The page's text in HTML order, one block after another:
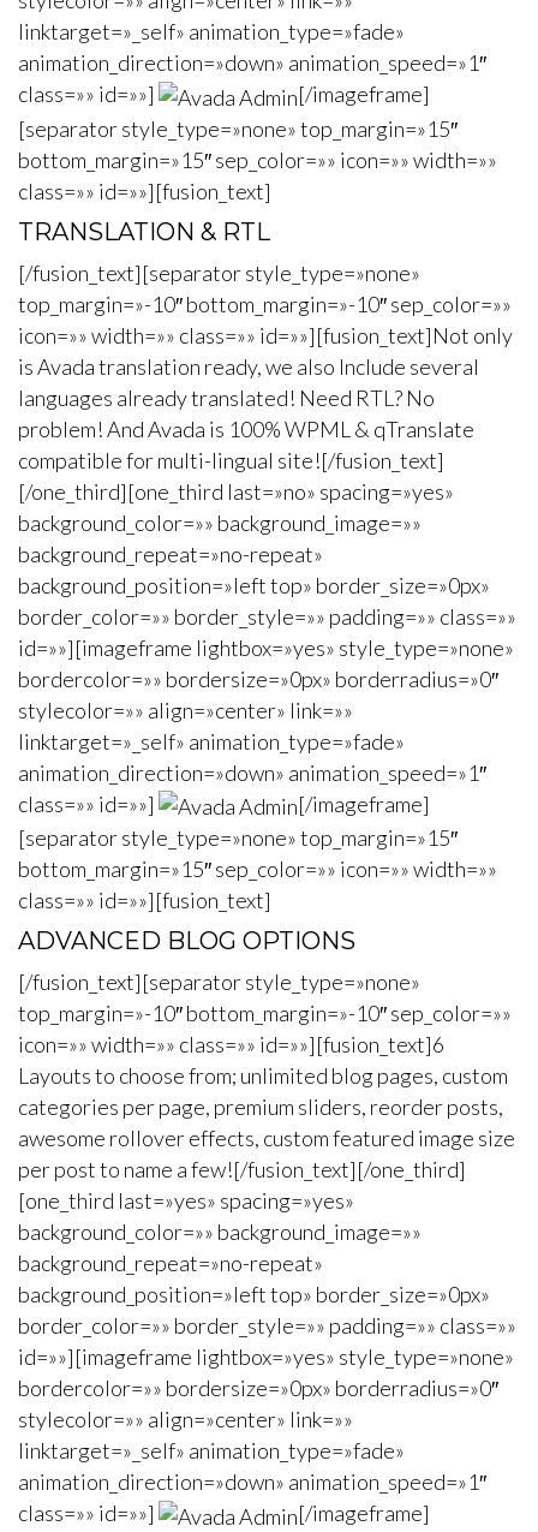
linktarget=»_self» animation_type=»fade»
animation_direction=»down» animation_speed=»1″
class=»» id=»»]
[/imageframe]
[separator style_type=»none» top_margin=»15″
bottom_margin=»15″ sep_color=»» icon=»» width=»»
class=»» id=»»][fusion_text]
TRANSLATION & RTL
[/fusion_text][separator style_type=»none»
top_margin=»-10″ bottom_margin=»-10″ sep_color=»»
icon=»» width=»» class=»» id=»»][fusion_text]Not only
is Avada translation ready, we also Include several
languages already translated! Need RTL? No
problem! And Avada is 100% WPML & qTranslate
compatible for multi-lingual site![/fusion_text]
[/one_third][one_third last=»no» spacing=»yes»
background_color=»» background_image=»»
background_repeat=»no-repeat»
background_position=»left top» border_size=»0px»
border_color=»» border_style=»» padding=»» class=»»
id=»»][imageframe lightbox=»yes» style_type=»none»
bordercolor=»» bordersize=»0px» borderradius=»0″
stylecolor=»» align=»center» link=»»
linktarget=»_self» animation_type=»fade»
animation_direction=»down» animation_speed=»1″
class=»» id=»»]
[/imageframe]
[separator style_type=»none» top_margin=»15″
bottom_margin=»15″ sep_color=»» icon=»» width=»»
class=»» id=»»][fusion_text]
ADVANCED BLOG OPTIONS
[/fusion_text][separator style_type=»none»
top_margin=»-10″ bottom_margin=»-10″ sep_color=»»
icon=»» width=»» class=»» id=»»][fusion_text]6
Layouts to choose from; unlimited blog pages, custom
categories per page, premium sliders, reorder posts,
awesome rollover effects, custom featured image size
per post to name a few![/fusion_text][/one_third]
[one_third last=»yes» spacing=»yes»
background_color=»» background_image=»»
background_repeat=»no-repeat»
background_position=»left top» border_size=»0px»
border_color=»» border_style=»» padding=»» class=»»
id=»»][imageframe lightbox=»yes» style_type=»none»
bordercolor=»» bordersize=»0px» borderradius=»0″
stylecolor=»» align=»center» link=»»
linktarget=»_self» animation_type=»fade»
animation_direction=»down» animation_speed=»1″
class=»» id=»»]
[/imageframe]